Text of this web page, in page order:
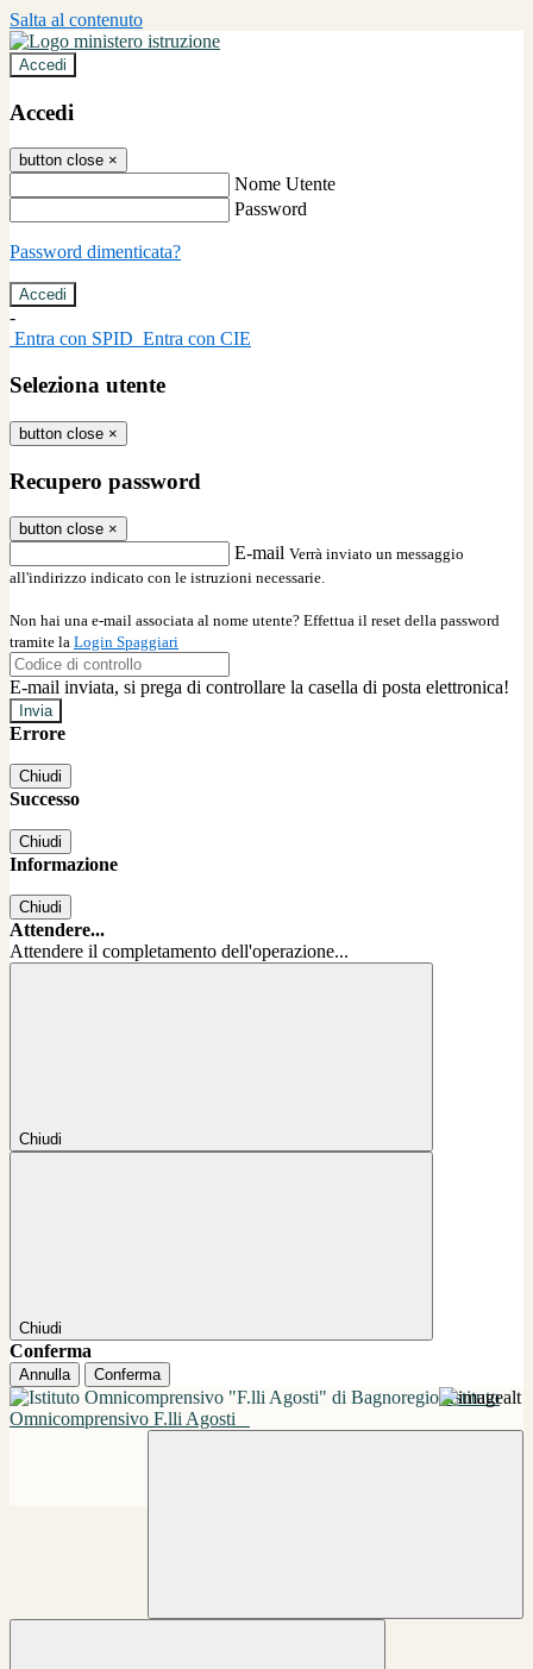
Salta al contenuto
Accedi
Accedi
button close ×
Nome Utente
Password
Password dimenticata?
-
Entra con SPID Entra con CIE
Seleziona utente
button close ×
Recupero password
button close ×
E-mail Verrà inviato un messaggio
all'indirizzo indicato con le istruzioni necessarie.
Non hai una e-mail associata al nome utente? Effettua il reset della password
tramite la Login Spaggiari
E-mail inviata, si prega di controllare la casella di posta elettronica!
Errore
Chiudi
Successo
Chiudi
Informazione
Chiudi
Attendere...
Attendere il completamento dell'operazione...
Chiudi
Chiudi
Conferma
Annulla Conferma
Istituto
Omnicomprensivo F.lli Agosti